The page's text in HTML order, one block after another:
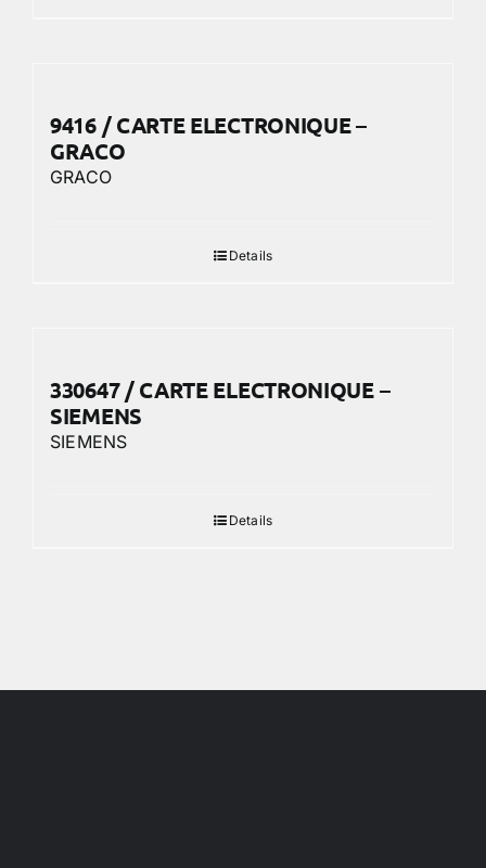
9416 / CARTE ELECTRONIQUE –
GRACO
GRACO
Details
330647 / CARTE ELECTRONIQUE –
SIEMENS
SIEMENS
Details